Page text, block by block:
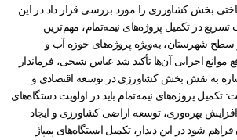
بخش کشاورزی را مورد بررسی قرار داد در این
در تکمیل پروژه‌های نیمه‌تمام، مهم‌ترین
شهرستان، به‌ویژه پروژه‌های حوزه آب و
اجرایی آن‌ها تأکید شد عباس شیخی، فرماندار
به نقش بخش کشاورزی در توسعه اقتصادی و
پروژه‌های نیمه‌تمام باید در اولویت دستگاه‌های
افزایش بهره‌وری، توسعه اراضی کشاورزی و ایجاد
شود در این دیدار، تکمیل ایستگاه‌های پمپاژ